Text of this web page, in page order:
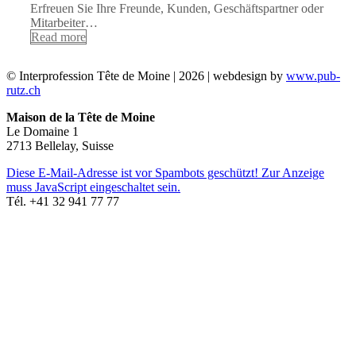
Erfreuen Sie Ihre Freunde, Kunden, Geschäftspartner oder
Mitarbeiter…
Read more
© Interprofession Tête de Moine | 2026 | webdesign by www.pub-
rutz.ch
Maison de la Tête de Moine
Le Domaine 1
2713 Bellelay, Suisse
Diese E-Mail-Adresse ist vor Spambots geschützt! Zur Anzeige
muss JavaScript eingeschaltet sein.
Tél. +41 32 941 77 77